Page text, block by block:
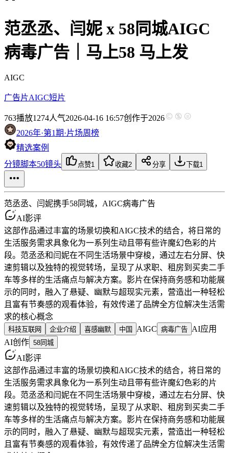
范丞丞、闫妮 x 58同城AIGC
病毒广告｜马上58 马上发
AIGC
广告片AIGC短片
763播放1274人气2026-04-16 16:57创作于2026
2026年·第1期·片场周榜
精选案例
分镜脚本50镜头 点赞1 收藏2 分享 下载1
范丞丞、闫妮携手58同城，AIGC病毒广告
AI影评
这部作品通过丰富的场景切换和AIGC技术的结合，将日常的
生活服务需求具象化为一系列生动且带有些许魔幻色彩的片
段。范丞丞和闫妮在不同生活场景中穿梭，通过左右分屏、快
速剪辑以及独特的视觉转场，呈现了从求职、租房到买卖二手
车等多样的生活痛点与解决方案。影片在保持商务感和功能展
示的同时，融入了悬疑、幽默与超现实元素，营造出一种轻松
且富有节奏感的观看体验，有效传递了品牌全方位解决生活需
求的核心概念
科技互联网 企业介绍 喜感幽默 中国 AIGC 病毒广告 AI应用
AI创作 58同城
AI影评
这部作品通过丰富的场景切换和AIGC技术的结合，将日常的
生活服务需求具象化为一系列生动且带有些许魔幻色彩的片
段。范丞丞和闫妮在不同生活场景中穿梭，通过左右分屏、快
速剪辑以及独特的视觉转场，呈现了从求职、租房到买卖二手
车等多样的生活痛点与解决方案。影片在保持商务感和功能展
示的同时，融入了悬疑、幽默与超现实元素，营造出一种轻松
且富有节奏感的观看体验，有效传递了品牌全方位解决生活需